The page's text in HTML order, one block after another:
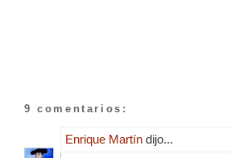
9 comentarios:
Enrique Martín dijo...